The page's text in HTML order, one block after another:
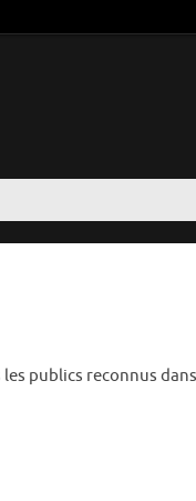
publics reconnus